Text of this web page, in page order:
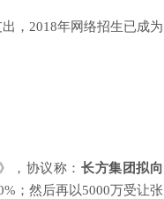
，2018年网络招生已成为
，协议称：长方集团拟向
；然后再以5000万受让张